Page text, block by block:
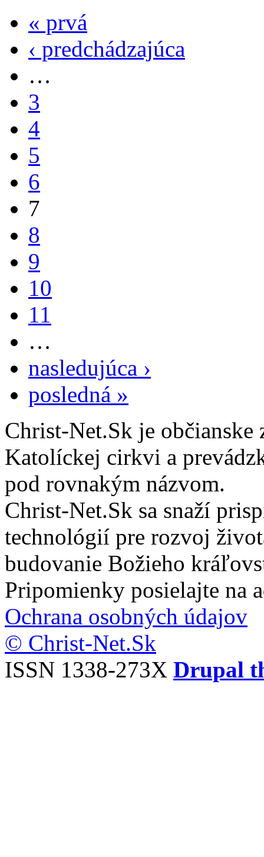
« prvá
‹ predchádzajúca
…
3
4
5
6
7
8
9
10
11
…
nasledujúca ›
posledná »
Christ-Net.Sk je
Katolíckej cirkvi a
pod rovnakým názvom.
Christ-Net.Sk sa snaží
technológií pre rozvoj
budovanie Božieho
Pripomienky posielajte na
Ochrana osobných údajov
© Christ-Net.Sk
ISSN 1338-273X Drupal